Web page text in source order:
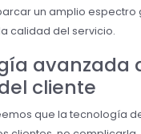
un amplio espectro
calidad del servicio.
avanzada
cliente
que la tecnología